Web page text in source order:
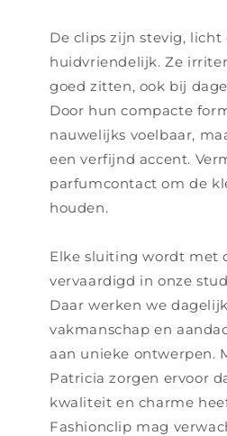
De clips zijn stevig, licht
huidvriendelijk. Ze
goed zitten, ook bij
Door hun compacte
nauwelijks voelbaar,
een verfijnd accent.
parfumcontact om de
houden.
Elke sluiting wordt met
vervaardigd in onze
Daar werken we
vakmanschap en
aan unieke ontwerpen.
Patricia zorgen ervoor
kwaliteit en charme
Fashionclip mag